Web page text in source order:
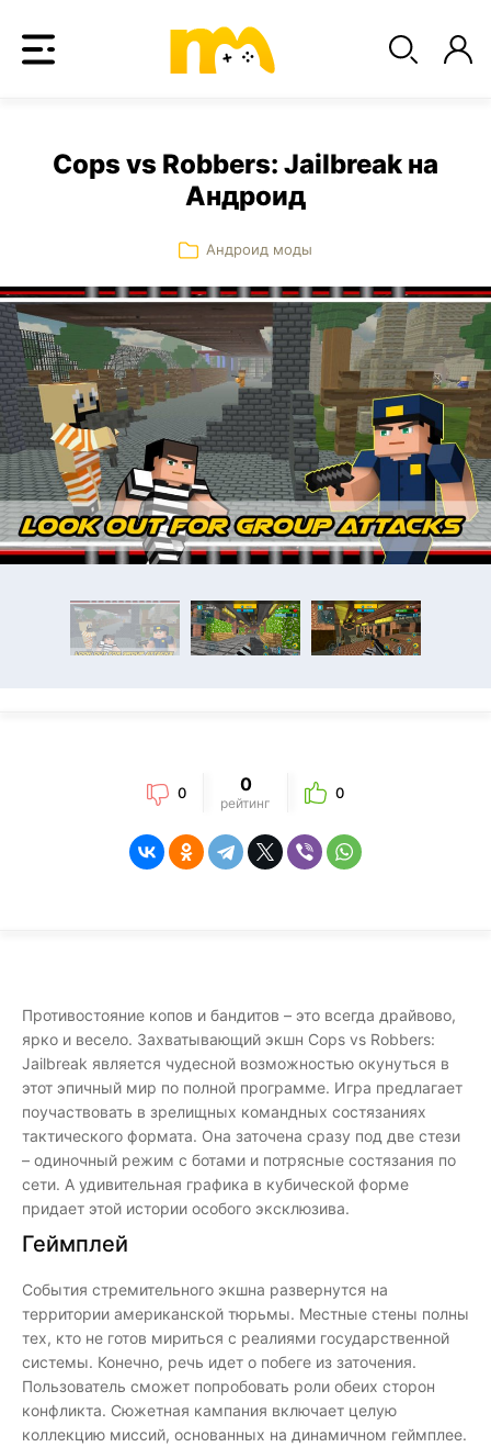
Cops vs Robbers: Jailbreak на
Андроид
Андроид моды
0 0
рейтинг
0
Противостояние копов и бандитов – это всегда драйвово,
ярко и весело. Захватывающий экшн Cops vs Robbers:
Jailbreak является чудесной возможностью окунуться в
этот эпичный мир по полной программе. Игра предлагает
поучаствовать в зрелищных командных состязаниях
тактического формата. Она заточена сразу под две стези
– одиночный режим с ботами и потрясные состязания по
сети. А удивительная графика в кубической форме
придает этой истории особого эксклюзива.
Геймплей
События стремительного экшна развернутся на
территории американской тюрьмы. Местные стены полны
тех, кто не готов мириться с реалиями государственной
системы. Конечно, речь идет о побеге из заточения.
Пользователь сможет попробовать роли обеих сторон
конфликта. Сюжетная кампания включает целую
коллекцию миссий, основанных на динамичном геймплее.